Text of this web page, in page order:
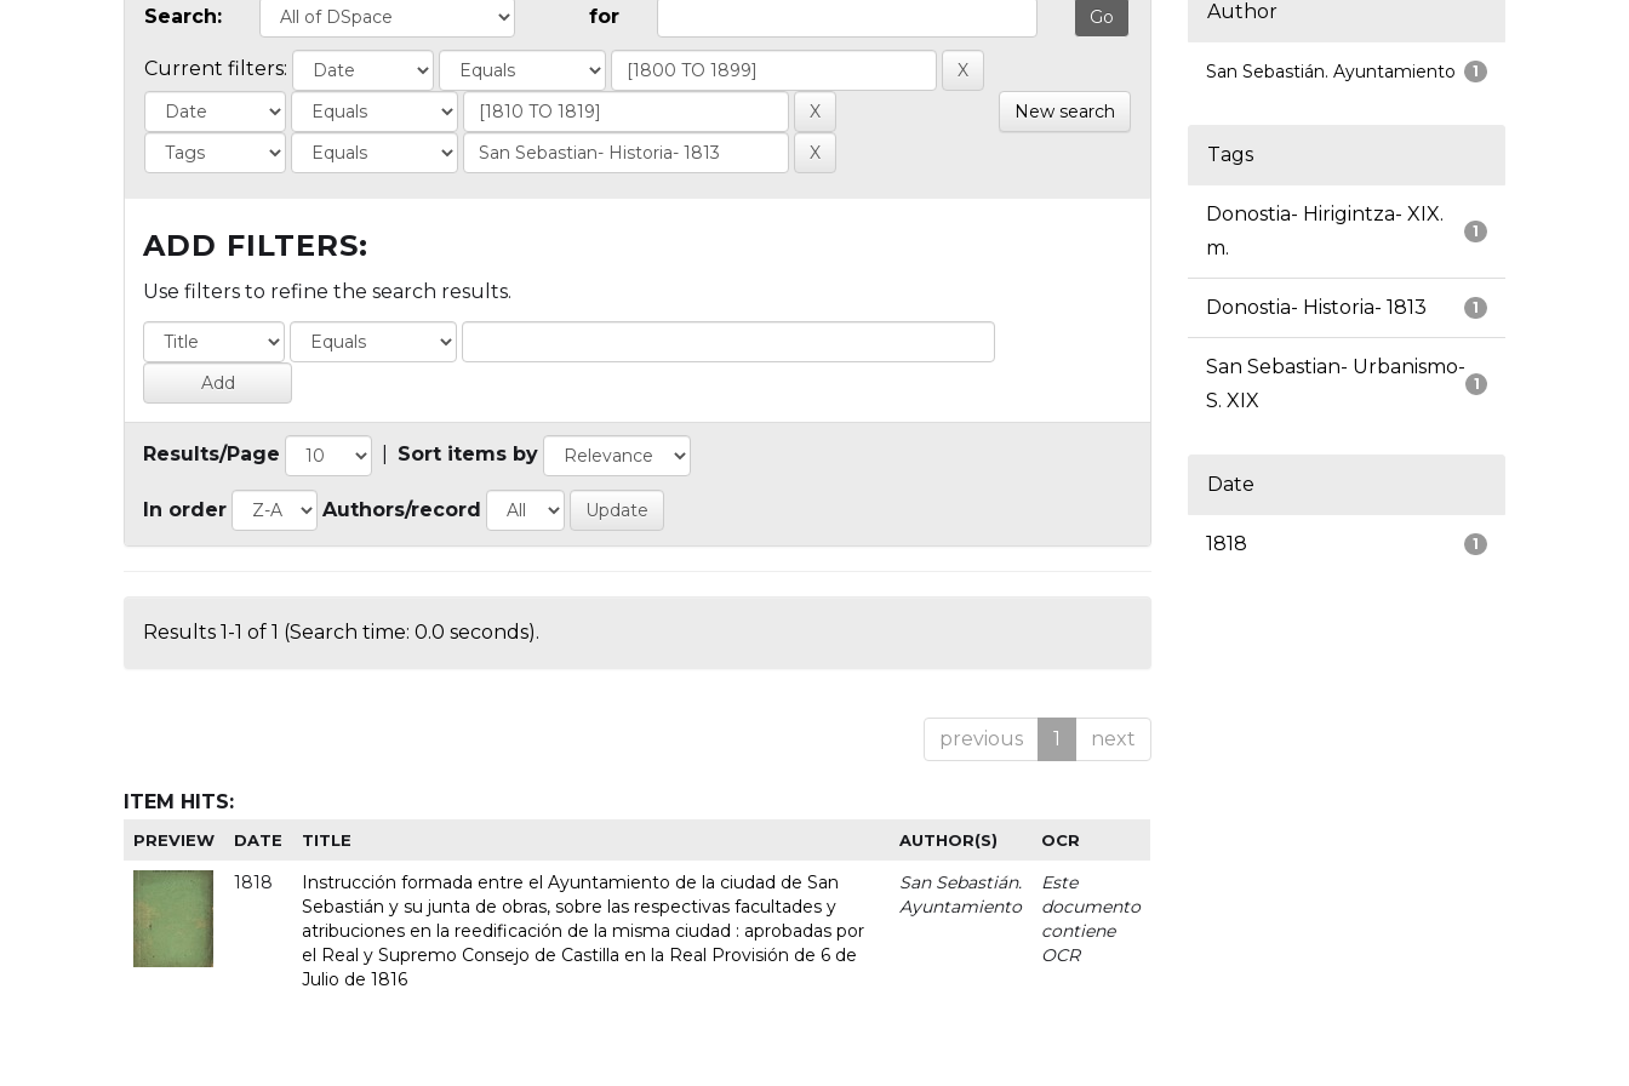
Search: for
Current filters:
New search
ADD FILTERS:
Use filters to refine the search results.
Results/Page Sort items by
In order Authors/record
Results 1-1 of 1 (Search time: 0.0 seconds).
previous 1 next
ITEM HITS:
PREVIEW DATE TITLE AUTHOR(S) OCR
1818
Instrucción formada entre el Ayuntamiento de la ciudad de San
Sebastián y su junta de obras, sobre las respectivas facultades y
atribuciones en la reedificación de la misma ciudad : aprobadas por
el Real y Supremo Consejo de Castilla en la Real Provisión de 6 de
Julio de 1816
San Sebastián.
Ayuntamiento
Este
documento
contiene
OCR
Author
1
San Sebastián. Ayuntamiento
Tags
1
Donostia- Hirigintza- XIX.
m.
1
Donostia- Historia- 1813
1
San Sebastian- Urbanismo-
S. XIX
Date
1
1818